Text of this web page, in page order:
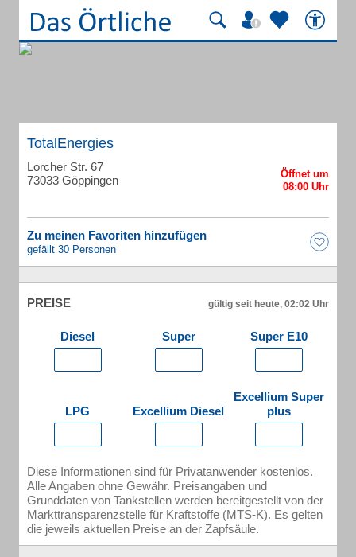
TotalEnergies
Lorcher Str. 67
73033 Göppingen
Zu meinen Favoriten hinzufügen
gefällt 30 Personen
PREISE gültig seit heute, 02:02 Uhr
Diesel Super Super E10
LPG Excellium Diesel
Excellium Super
plus
Diese Informationen sind für Privatanwender kostenlos.
Alle Angaben ohne Gewähr. Preisangaben und
Grunddaten von Tankstellen werden bereitgestellt von der
Markttransparenzstelle für Kraftstoffe (MTS-K). Es gelten
die jeweils aktuellen Preise an der Zapfsäule.